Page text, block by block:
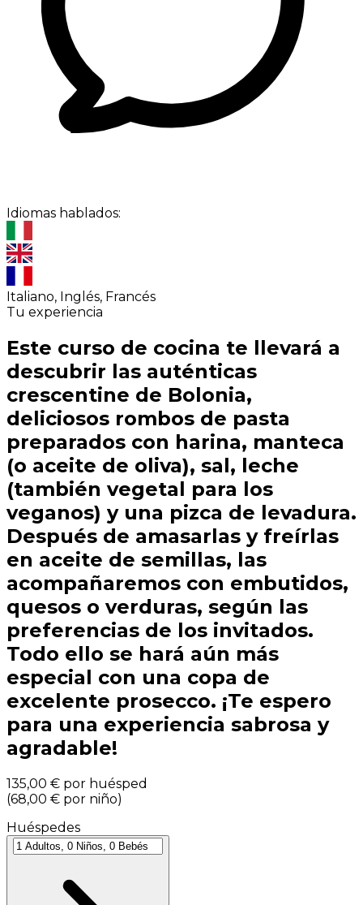
Idiomas hablados:
Italiano, Inglés, Francés
Tu experiencia
Este curso de cocina te llevará a
descubrir las auténticas
crescentine de Bolonia,
deliciosos rombos de pasta
preparados con harina, manteca
(o aceite de oliva), sal, leche
(también vegetal para los
veganos) y una pizca de levadura.
Después de amasarlas y freírlas
en aceite de semillas, las
acompañaremos con embutidos,
quesos o verduras, según las
preferencias de los invitados.
Todo ello se hará aún más
especial con una copa de
excelente prosecco. ¡Te espero
para una experiencia sabrosa y
agradable!
135,00 € por huésped
(68,00 € por niño)
Huéspedes